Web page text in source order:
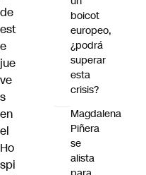
de
est
e
jue
ve
s
en
el
Ho
spi
boicot
europeo,
¿podrá
superar
esta
crisis?
Magdalena
Piñera
se
alista